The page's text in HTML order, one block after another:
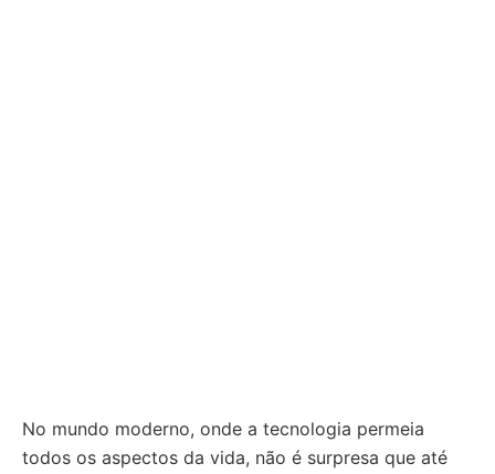
No mundo moderno, onde a tecnologia permeia
todos os aspectos da vida, não é surpresa que até